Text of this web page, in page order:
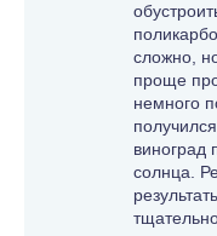
сложно,
проще
немного
виноград
солнца.